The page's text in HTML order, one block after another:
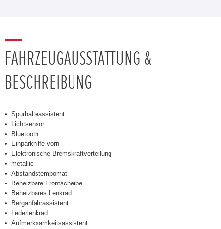
FAHRZEUGAUSSTATTUNG &
BESCHREIBUNG
Spurhalteassistent
Lichtsensor
Bluetooth
Einparkhilfe vorn
Elektronische Bremskraftverteilung
metallic
Abstandstempomat
Beheizbare Frontscheibe
Beheizbares Lenkrad
Berganfahrassistent
Lederlenkrad
Aufmerksamkeitsassistent